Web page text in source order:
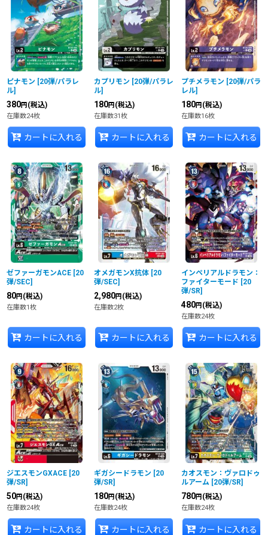
ピナモン [20弾/パラレ
ル]
380円 (税込)
在庫数24枚
カートに入れる
カプリモン [20弾/パラレ
ル]
180円 (税込)
在庫数31枚
カートに入れる
プチメラモン [20弾/パラ
レル]
180円 (税込)
在庫数16枚
カートに入れる
ゼファーガモンACE [20
弾/SEC]
80円 (税込)
在庫数1枚
カートに入れる
オメガモンX抗体 [20
弾/SEC]
2,980円 (税込)
在庫数2枚
カートに入れる
インペリアルドラモン：
ファイターモード [20
弾/SR]
480円 (税込)
在庫数24枚
カートに入れる
ジエスモンGXACE [20
弾/SR]
50円 (税込)
在庫数24枚
カートに入れる
ギガシードラモン [20
弾/SR]
180円 (税込)
在庫数24枚
カートに入れる
カオスモン：ヴァロドゥ
ルアーム [20弾/SR]
780円 (税込)
在庫数24枚
カートに入れる